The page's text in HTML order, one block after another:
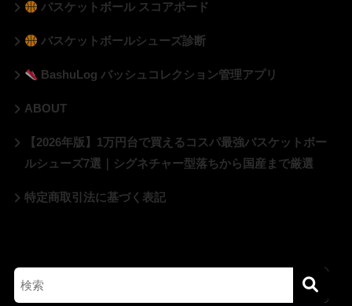
バスケットボール スコアボード
バスケットボールシューズ診断
BashuLog バッシュコレクション管理アプリ
ABOUT
【2026年版】1万円台で買えるコスパ最強バスケットボー
ルシューズ7選｜シグネチャー型落ちから国産まで厳選
特定商取引法に基づく表記